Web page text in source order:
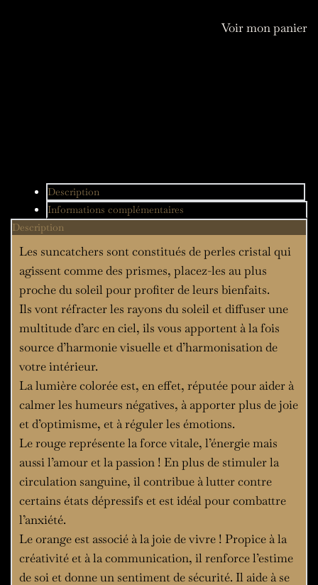
Voir mon panier
Description
Informations complémentaires
Description
Les suncatchers sont constitués de perles cristal qui
agissent comme des prismes, placez-les au plus
proche du soleil pour profiter de leurs bienfaits.
Ils vont réfracter les rayons du soleil et diffuser une
multitude d’arc en ciel, ils vous apportent à la fois
source d’harmonie visuelle et d’harmonisation de
votre intérieur.
La lumière colorée est, en effet, réputée pour aider à
calmer les humeurs négatives, à apporter plus de joie
et d’optimisme, et à réguler les émotions.
Le rouge représente la force vitale, l’énergie mais
aussi l’amour et la passion ! En plus de stimuler la
circulation sanguine, il contribue à lutter contre
certains états dépressifs et est idéal pour combattre
l’anxiété.
Le orange est associé à la joie de vivre ! Propice à la
créativité et à la communication, il renforce l’estime
de soi et donne un sentiment de sécurité. Il aide à se